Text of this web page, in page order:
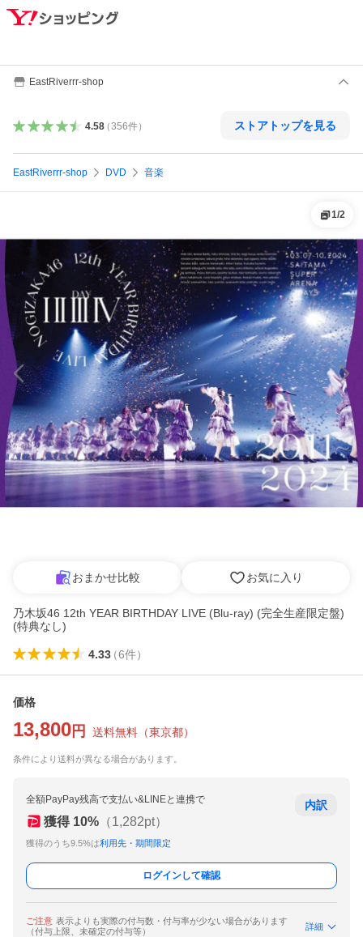
EastRiverrr-shop
4.58（356件） ストアトップを見る
EastRiverrr-shop DVD 音楽
1/2
おまかせ比較 お気に入り
乃木坂46 12th YEAR BIRTHDAY LIVE (Blu-ray) (完全生産限定盤)
(特典なし)
4.33（6件）
価格
13,800 円 送料無料 （東京都）
条件により送料が異なる場合があります。
全額PayPay残高で支払い&LINEと連携で
獲得 10% （1,282pt）
獲得のうち9.5%は利用先・期間限定
内訳
ログインして確認
ご注意 表示よりも実際の付与数・付与率が少ない場合があります
（付与上限、未確定の付与等）
詳細